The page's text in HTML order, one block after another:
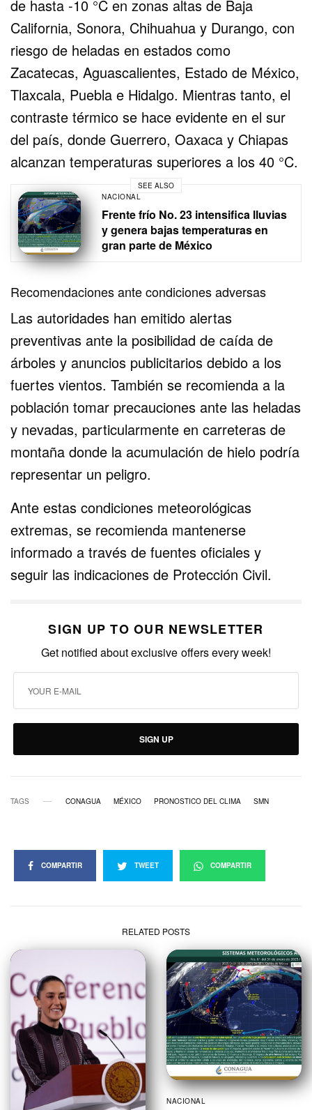
de hasta -10 °C en zonas altas de Baja
California, Sonora, Chihuahua y Durango, con
riesgo de heladas en estados como
Zacatecas, Aguascalientes, Estado de México,
Tlaxcala, Puebla e Hidalgo. Mientras tanto, el
contraste térmico se hace evidente en el sur
del país, donde Guerrero, Oaxaca y Chiapas
alcanzan temperaturas superiores a los 40 °C.
SEE ALSO
NACIONAL
Frente frío No. 23 intensifica lluvias
y genera bajas temperaturas en
gran parte de México
Recomendaciones ante condiciones adversas
Las autoridades han emitido alertas
preventivas ante la posibilidad de caída de
árboles y anuncios publicitarios debido a los
fuertes vientos. También se recomienda a la
población tomar precauciones ante las heladas
y nevadas, particularmente en carreteras de
montaña donde la acumulación de hielo podría
representar un peligro.
Ante estas condiciones meteorológicas
extremas, se recomienda mantenerse
informado a través de fuentes oficiales y
seguir las indicaciones de Protección Civil.
SIGN UP TO OUR NEWSLETTER
Get notified about exclusive offers every week!
SIGN UP
TAGS CONAGUA MÉXICO PRONOSTICO DEL CLIMA SMN
COMPARTIR TWEET COMPARTIR
RELATED POSTS
NACIONAL